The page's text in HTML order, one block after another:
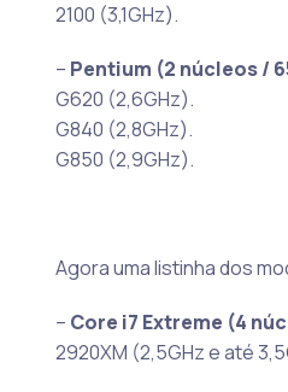
2100 (3,1GHz).
– Pentium (2 núcleos /
G620 (2,6GHz).
G840 (2,8GHz).
G850 (2,9GHz).
Agora uma listinha dos
– Core i7 Extreme (4
2920XM (2,5GHz e até